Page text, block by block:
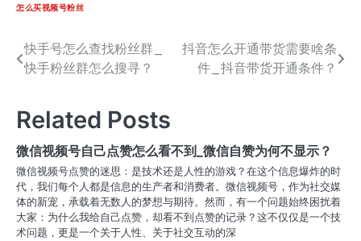
怎么买视频号粉丝
文
章
导
航
快手号怎么查找粉丝群_
快手粉丝群怎么搜寻？
抖音怎么开通带货需要啥条
件_抖音带货开通条件？
Related Posts
微信视频号自己点赞怎么看不到_微信自赞为何不显示？
微信视频号点赞的迷思：是技术还是人性的游戏？在这个信息爆炸的时
代，我们每个人都是信息的生产者和消费者。微信视频号，作为社交媒
体的新宠，承载着无数人的梦想与期待。然而，有一个问题始终困扰着
大家：为什么我给自己点赞，却看不到点赞的记录？这不仅仅是一个技
术问题，更是一个关于人性、关于社交互动的深